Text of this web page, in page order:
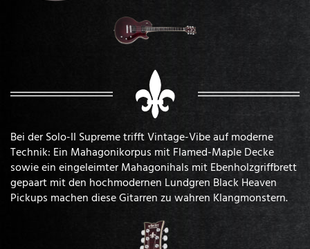
Bei der Solo-II Supreme trifft Vintage-Vibe auf moderne
Technik: Ein Mahagonikorpus mit Flamed-Maple Decke
sowie ein eingeleimter Mahagonihals mit Ebenholzgriffbrett
gepaart mit den hochmodernen Lundgren Black Heaven
Pickups machen diese Gitarren zu wahren Klangmonstern.